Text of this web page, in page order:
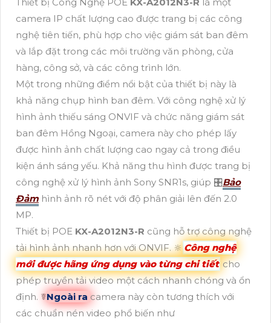
camera IP chất lượng cao được trang bị các công
nghệ tiên tiến, phù hợp cho việc giám sát ban đêm
và lắp đặt trong các môi trường văn phòng, cửa
hàng, công sở, và các công trình lớn.
Một trong những điểm nổi bật của thiết bị này là
khả năng chụp hình ban đêm. Với công nghệ xử lý
hình ảnh thiếu sáng ONVIF và chức năng giám sát
ban đêm Hồng Ngoại, camera này cho phép lấy
được hình ảnh chất lượng cao ngay cả trong điều
kiện ánh sáng yếu. Khả năng thu hình được trang bị
công nghệ xử lý hình ảnh Sony SNR1s, giúp 🎛Bảo
Đảm hình ảnh rõ nét với độ phân giải lên đến 2.0
MP.
Thiết bị POE KX-A2012N3-R cũng hỗ trợ công nghệ
tải hình ảnh nhanh hơn với ONVIF. 🔆Công nghệ
mới được hãng ứng dụng vào từng chi tiếtcho
phép truyền tải video một cách nhanh chóng và ổn
định. ☤Ngoài ra camera này còn tương thích với
các chuẩn nén video phổ biến như